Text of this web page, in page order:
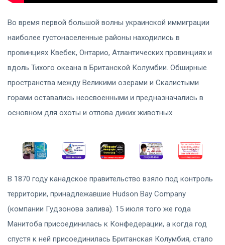
Во время первой большой волны украинской иммиграции
наиболее густонаселенные районы находились в
провинциях Квебек, Онтарио, Атлантических провинциях и
вдоль Тихого океана в Британской Колумбии. Обширные
пространства между Великими озерами и Скалистыми
горами оставались неосвоенными и предназначались в
основном для охоты и отлова диких животных.
В 1870 году канадское правительство взяло под контроль
территории, принадлежавшие Hudson Bay Company
(компании Гудзонова залива). 15 июля того же года
Манитоба присоединилась к Конфедерации, а когда год
спустя к ней присоединилась Британская Колумбия, стало